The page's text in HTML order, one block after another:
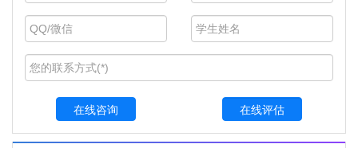
在线咨询 在线评估